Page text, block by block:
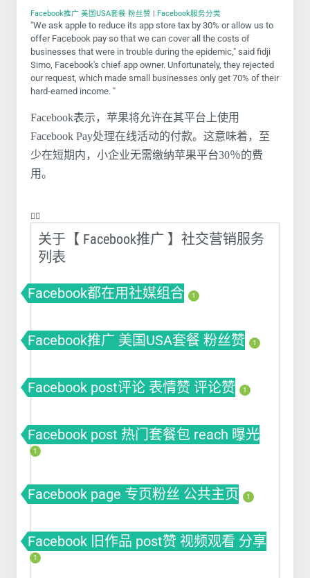
Facebook推广 美国USA套餐 粉丝赞 | Facebook服务分类
"We ask apple to reduce its app store tax by 30% or allow us to
offer Facebook pay so that we can cover all the costs of
businesses that were in trouble during the epidemic," said fidji
Simo, Facebook's chief app owner. Unfortunately, they rejected
our request, which made small businesses only get 70% of their
hard-earned income. "
Facebook表示，苹果将允许在其平台上使用
Facebook Pay处理在线活动的付款。这意味着，至
少在短期内，小企业无需缴纳苹果平台30％的费
用。
❤️‍🔥
关于【 Facebook推广 】社交营销服务
列表
Facebook都在用社媒组合 1
Facebook推广 美国USA套餐 粉丝赞 1
Facebook post评论 表情赞 评论赞 1
Facebook post 热门套餐包 reach 曝光
1
Facebook page 专页粉丝 公共主页 1
Facebook 旧作品 post赞 视频观看 分享
1